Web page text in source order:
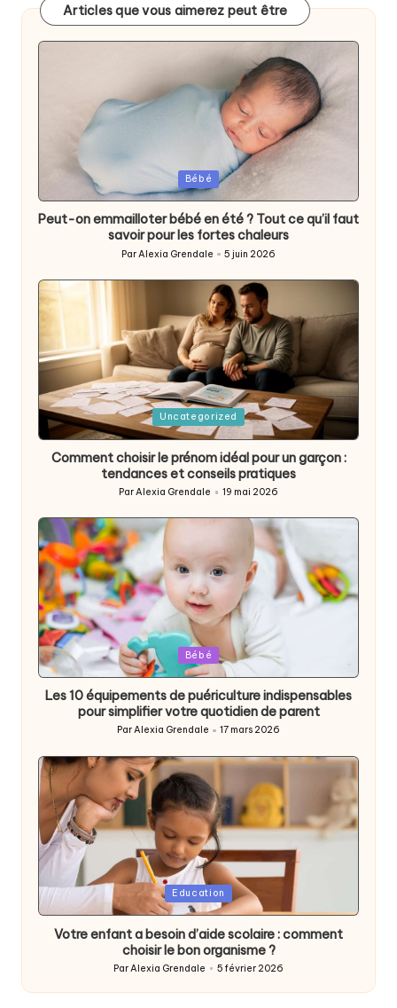
Articles que vous aimerez peut être
Posted
Bébé
Peut-on emmailloter bébé en été ? Tout ce qu’il faut
savoir pour les fortes chaleurs
Posted
ParAlexia Grendale 5 juin 2026
Posted
Uncategorized
Comment choisir le prénom idéal pour un garçon :
tendances et conseils pratiques
Posted
by
ParAlexia Grendale 19 mai 2026
Posted
in
Bébé
Les 10 équipements de puériculture indispensables
pour simplifier votre quotidien de parent
ParAlexia Grendale 17 mars 2026
Education
Votre enfant a besoin d’aide scolaire : comment
choisir le bon organisme ?
Posted
by
ParAlexia Grendale 5 février 2026